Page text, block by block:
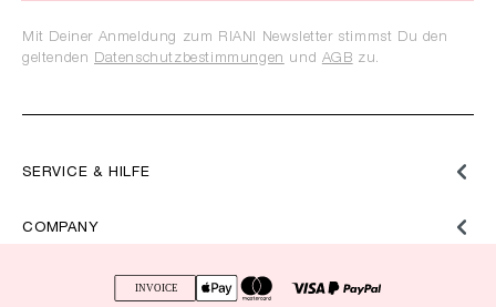
SERVICE & HILFE
COMPANY
Mit Deiner Anmeldung zum RIANI Newsletter stimmst Du den
geltenden Datenschutzbestimmungen und AGB zu.